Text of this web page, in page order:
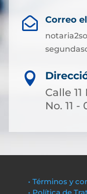
 Correo

Calle 11
No. 11 -
• Términos y